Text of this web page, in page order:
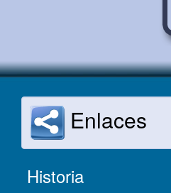
Enlaces
Historia